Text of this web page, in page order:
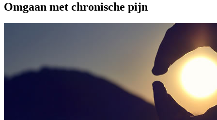
Omgaan met chronische pijn